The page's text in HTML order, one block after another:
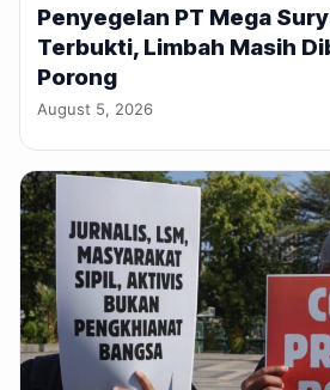
Penyegelan PT Mega
Terbukti, Limbah Masih
Porong
August 5, 2026